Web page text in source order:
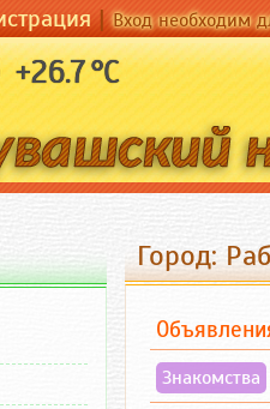
|Вход необходим
+26.7 °C
Город:
Знакомства